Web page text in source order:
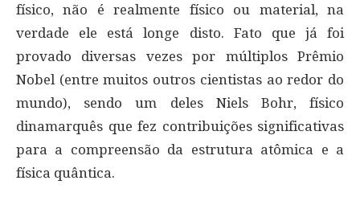
físico, não é realmente físico ou material, na
verdade ele está longe disto. Fato que já foi
provado diversas vezes por múltiplos Prêmio
Nobel (entre muitos outros cientistas ao redor do
mundo), sendo um deles Niels Bohr, físico
dinamarquês que fez contribuições significativas
para a compreensão da estrutura atômica e a
física quântica.